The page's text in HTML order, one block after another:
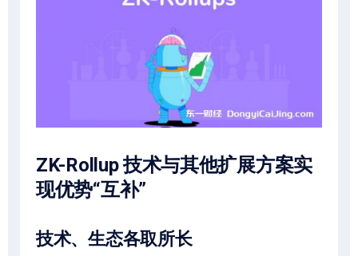
ZK-Rollup 技术与其他扩展方案实
现优势“互补”
技术、生态各取所长